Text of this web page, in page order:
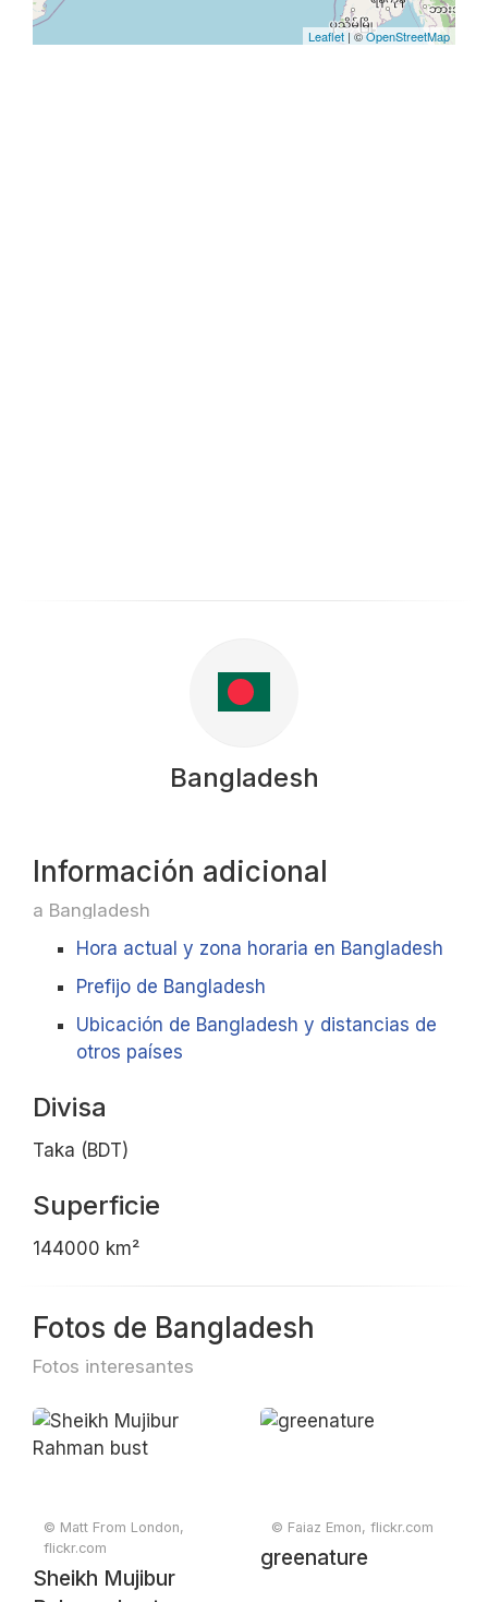
Leaflet | ©OpenStreetMap
Bangladesh
Información adicional
a Bangladesh
Hora actual y zona horaria en Bangladesh
Prefijo de Bangladesh
Ubicación de Bangladesh y distancias de
otros países
Divisa
Taka (BDT)
Superficie
144000 km²
Fotos de Bangladesh
Fotos interesantes
© Matt From London,
flickr.com
Sheikh Mujibur
© Faiaz Emon, flickr.com
greenature